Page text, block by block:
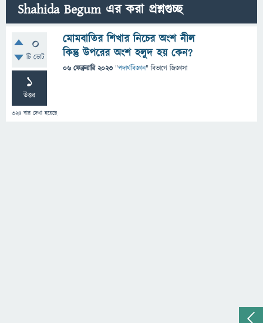
Shahida Begum এর করা প্রশ্নগুচ্ছ
0
টি ভোট
1
উত্তর
324 বার দেখা হয়েছে
মোমবাতির শিখার নিচের অংশ নীল
কিন্তু উপরের অংশ হলুদ হয় কেন?
06 ফেব্রুয়ারি 2023 "পদার্থবিজ্ঞান" বিভাগে জিজ্ঞাসা